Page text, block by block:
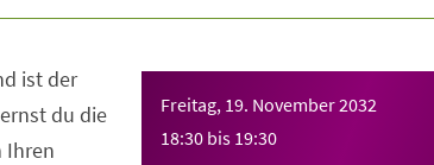
Freitag, 19. November 2032
18:30 bis 19:30
ist der
du die
Ihren